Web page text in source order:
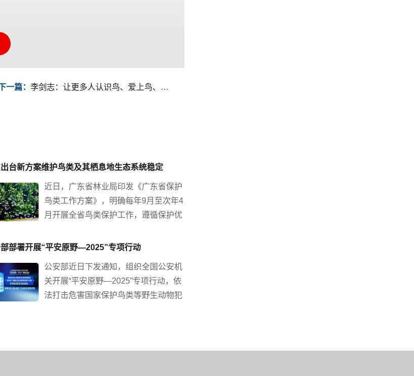
。加大打击非法捕猎贩卖的力度，保护野生
，和王珞丹一起守护天空精灵，保护我们共
护生态平衡，也是守护我们心中的诗意与远
互动活动，和范丞丞一起呼吁：制止伤害鸟儿
一篇： 李剑志：让更多人认识鸟、爱上鸟、保护鸟（守护鸟类家园）
台新方案维护鸟类及其栖息地生态系统稳定
近日，广东省林业局印发《广东省保护
鸟类工作方案》，明确每年9月至次年4
月开展全省鸟类保护工作，遵循保护优
护鸟类及其栖息地生态系统稳定为核
类违法行为，加强宣传教育，促进人与
自然和谐共生。
部署开展“平安原野—2025”专项行动
公安部近日下发通知，组织全国公安机
关开展“平安原野—2025”专项行动，依
法打击危害国家保护鸟类等野生动物犯